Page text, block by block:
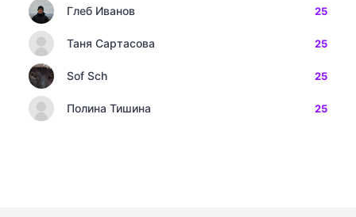
Глеб Иванов 25
Таня Сартасова 25
Sof Sch 25
Полина Тишина 25